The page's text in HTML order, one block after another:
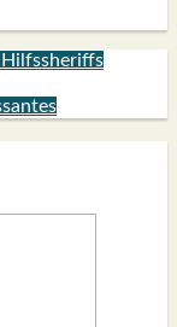
Hilfssheriffs